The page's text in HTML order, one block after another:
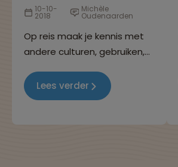
10-10-
2018
Michèle
Oudenaarden
Op reis maak je kennis met
andere culturen, gebruiken,
geheel onbelangrijk: de
nationale cocktails! In dit
Lees verder